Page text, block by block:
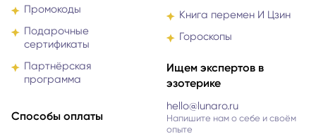
Промокоды
Подарочные
сертификаты
Партнёрская
программа
Способы оплаты
Книга перемен И Цзин
Гороскопы
Ищем экспертов в
эзотерике
hello@lunaro.ru
Напишите нам о себе и своём
опыте